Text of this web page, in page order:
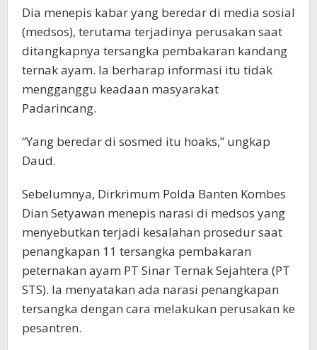
Dia menepis kabar yang beredar di media sosial
(medsos), terutama terjadinya perusakan saat
ditangkapnya tersangka pembakaran kandang
ternak ayam. Ia berharap informasi itu tidak
mengganggu keadaan masyarakat
Padarincang.
“Yang beredar di sosmed itu hoaks,” ungkap
Daud.
Sebelumnya, Dirkrimum Polda Banten Kombes
Dian Setyawan menepis narasi di medsos yang
menyebutkan terjadi kesalahan prosedur saat
penangkapan 11 tersangka pembakaran
peternakan ayam PT Sinar Ternak Sejahtera (PT
STS). Ia menyatakan ada narasi penangkapan
tersangka dengan cara melakukan perusakan ke
pesantren.